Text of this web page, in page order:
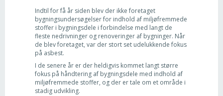
Indtil for få år siden blev der ikke foretaget
bygningsundersøgelser for indhold af miljøfremmede
stoffer i bygningsdele i forbindelse med langt de
fleste nedrivninger og renoveringer af bygninger. Når
de blev foretaget, var der stort set udelukkende fokus
på asbest.
I de senere år er der heldigvis kommet langt større
fokus på håndtering af bygningsdele med indhold af
miljøfremmede stoffer, og der er tale om et område i
stadig udvikling.